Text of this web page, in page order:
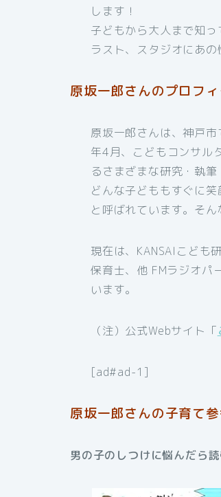
します！
子どもから大人まで知
ラスト、スタジオにあの
原坂一郎さんのプロフ
原坂一郎さんは、神戸
年4月、こどもコンサル
るさまざまな研究・執筆
どんな子どももすぐに
と呼ばれています。そ
現在は、KANSAIこども
保育士、他 FMラジオパ
います。
（注）公式Webサイト「
[ad#ad-1]
原坂一郎さんの子育て
男の子のしつけに悩んだら